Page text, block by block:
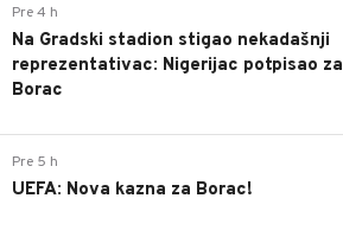
Pre 4 h
Na Gradski stadion stigao nekadašnji
reprezentativac: Nigerijac potpisao za
Borac
Pre 5 h
UEFA: Nova kazna za Borac!